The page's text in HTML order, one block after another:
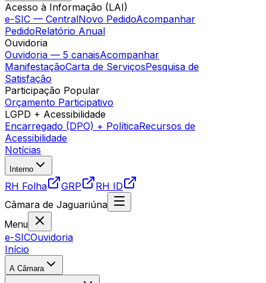
Acesso à Informação (LAI)
e-SIC — CentralNovo PedidoAcompanhar
PedidoRelatório Anual
Ouvidoria
Ouvidoria — 5 canaisAcompanhar
ManifestaçãoCarta de ServiçosPesquisa de
Satisfação
Participação Popular
Orçamento Participativo
LGPD + Acessibilidade
Encarregado (DPO) + PolíticaRecursos de
Acessibilidade
Notícias
Interno
RH Folha GRP
RH ID
Câmara de Jaguariúna
Menu
e-SICOuvidoria
Início
A Câmara